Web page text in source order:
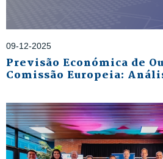
09-12-2025
Previsão Económica de
Comissão Europeia: